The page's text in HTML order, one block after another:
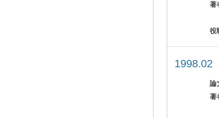
著
役
論
著